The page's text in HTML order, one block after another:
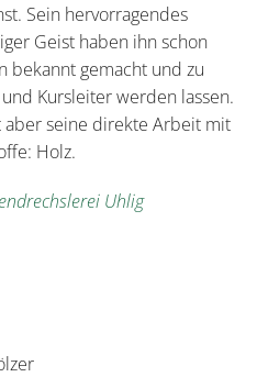
Sein hervorragendes
Geist haben ihn schon
bekannt gemacht und zu
Kursleiter werden lassen.
aber seine direkte Arbeit mit
Holz.
Uhlig